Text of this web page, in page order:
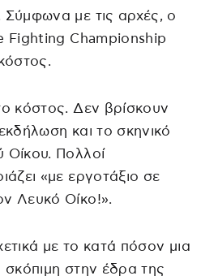
Σύμφωνα με τις αρχές, ο
Fighting Championship
κόστος. Δεν βρίσκουν
και το σκηνικό
Οίκου. Πολλοί
«με εργοτάξιο σε
Λευκό Οίκο!».
με το κατά πόσον μια
σκόπιμη στην έδρα της